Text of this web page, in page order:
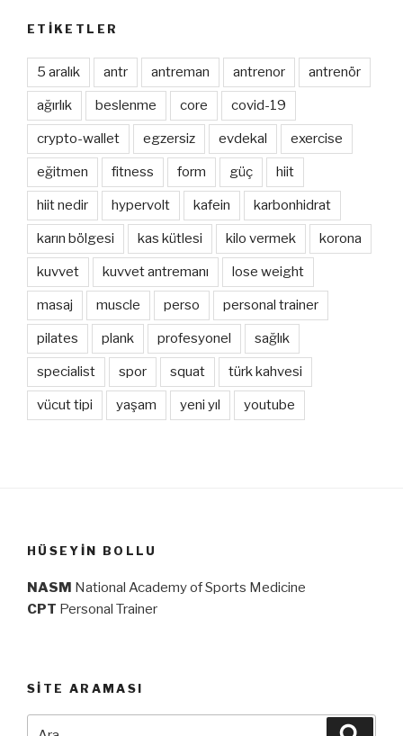
ETIKETLER
5 aralık antr antreman antrenor antrenör
ağırlık beslenme core covid-19
crypto-wallet egzersiz evdekal exercise
eğitmen fitness form güç hiit
hiit nedir hypervolt kafein karbonhidrat
karın bölgesi kas kütlesi kilo vermek korona
kuvvet kuvvet antremanı lose weight
masaj muscle perso personal trainer
pilates plank profesyonel sağlık
specialist spor squat türk kahvesi
vücut tipi yaşam yeni yıl youtube
HÜSEYIN BOLLU
NASM National Academy of Sports Medicine
CPT Personal Trainer
SITE ARAMASI